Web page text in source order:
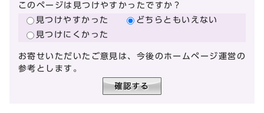
このページは見つけやすかったですか？
見つけやすかった
どちらともいえない
見つけにくかった
お寄せいただいたご意見は、今後のホームページ運営の
参考とします。